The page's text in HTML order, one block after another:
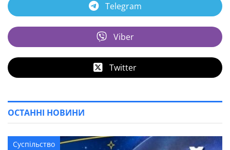
Telegram
Viber
Twitter
ОСТАННІ НОВИНИ
Суспільство